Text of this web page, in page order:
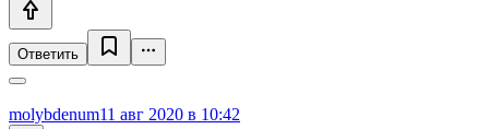
Ответить
molybdenum11 авг 2020 в 10:42